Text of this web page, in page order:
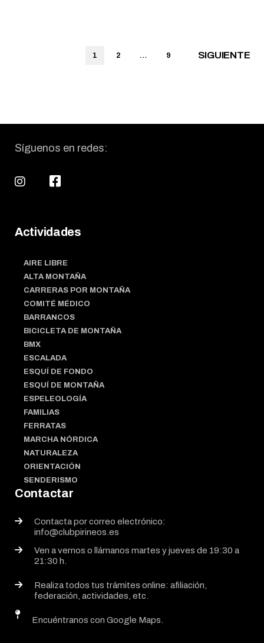
Paginación
1 2 … 9 SIGUIENTE
Síguenos en redes:
Actividades
AIRE LIBRE
ALTA MONTAÑA
CARRERAS POR MONTAÑA
COMITÉ MÉDICO
BARRANCOS
BICICLETA DE MONTAÑA
BMX
ESCALADA
ESQUÍ DE FONDO
ESQUÍ DE MONTAÑA
ESPELEOLOGÍA
FAMILIAS
FERRATAS
MARCHA NÓRDICA
NATURALEZA
ORIENTACIÓN
SENDERISMO
Contactar
Contacta por correo electrónico:
info@clubpirineos.es
Ven a vernos o llámanos martes y jueves de 19:30 a
21:30 h.
Realiza todos tus trámites online: afiliación,
federación, actividades, etc.
Encuéntranos con Google Maps.